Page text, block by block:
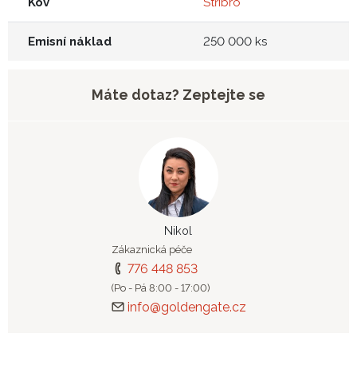
Emisní náklad 250 000 ks
Máte dotaz? Zeptejte se
Nikol
Zákaznická péče
776 448 853
(Po - Pá 8:00 - 17:00)
info@goldengate.cz